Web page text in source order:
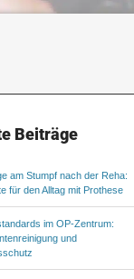
Beiträge
am Stumpf nach der Reha:
für den Alltag mit Prothese
im OP-Zentrum:
und